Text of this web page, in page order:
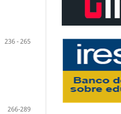
236 - 265
266-289